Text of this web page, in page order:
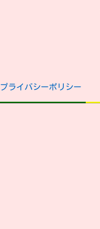
プライバシーポリシー